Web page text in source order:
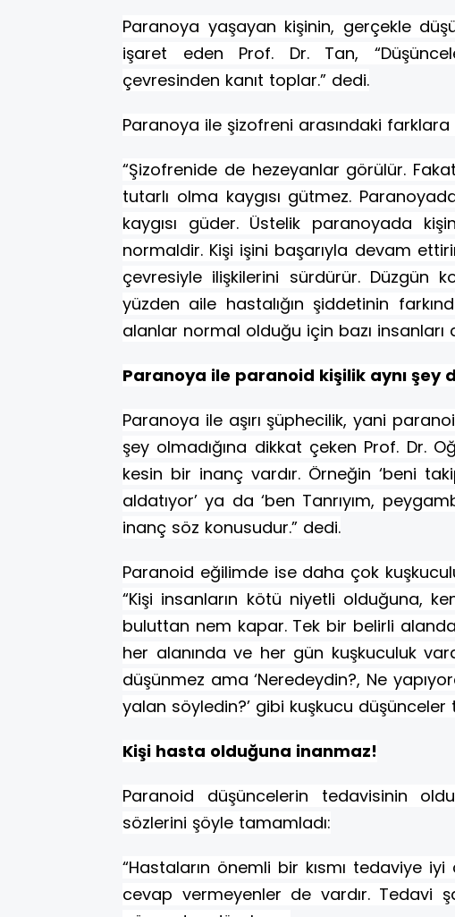
Paranoya yaşayan kişinin, gerçekle
işaret eden Prof. Dr. Tan,
çevresinden kanıt toplar.” dedi.
Paranoya ile şizofreni arasındaki farklara
“Şizofrenide de hezeyanlar görülür.
tutarlı olma kaygısı gütmez.
kaygısı güder. Üstelik paranoyada
normaldir. Kişi işini başarıyla devam
çevresiyle ilişkilerini sürdürür. Düzgün
yüzden aile hastalığın şiddetinin
alanlar normal olduğu için bazı insanları
Paranoya ile paranoid kişilik aynı şey
Paranoya ile aşırı şüphecilik, yani
şey olmadığına dikkat çeken Prof. Dr.
kesin bir inanç vardır. Örneğin ‘beni
aldatıyor’ ya da ‘ben Tanrıyım,
inanç söz konusudur.” dedi.
Paranoid eğilimde ise daha çok
“Kişi insanların kötü niyetli olduğuna,
buluttan nem kapar. Tek bir belirli
her alanında ve her gün kuşkuculuk
düşünmez ama ‘Neredeydin?, Ne
yalan söyledin?’ gibi kuşkucu düşünceler
Kişi hasta olduğuna inanmaz!
Paranoid düşüncelerin tedavisinin
sözlerini şöyle tamamladı:
“Hastaların önemli bir kısmı tedaviye
cevap vermeyenler de vardır. Tedavi